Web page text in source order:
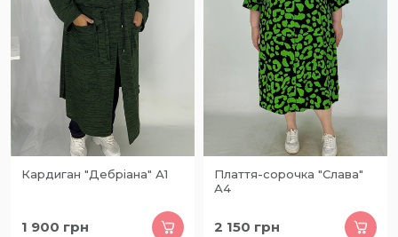
Кардиган "Дебріана" А1
1 900 грн
Плаття-сорочка "Слава"
А4
2 150 грн